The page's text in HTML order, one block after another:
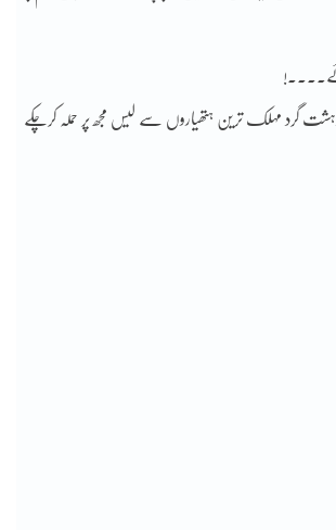
گرد مہلک ترین ہتھیاروں سے لیس مجھ پر حملہ کرچکے